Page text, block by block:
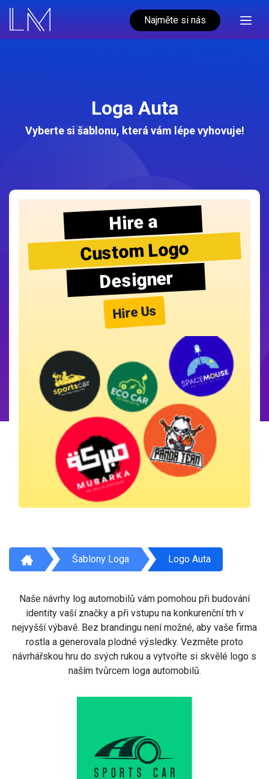
Najměte si nás
Loga Auta
Vyberte si šablonu, která vám lépe vyhovuje!
Hire a
Custom Logo
Designer
Hire Us
Šablony Loga Logo Auta
Naše návrhy log automobilů vám pomohou při budování
identity vaší značky a při vstupu na konkurenční trh v
nejvyšší výbavě. Bez brandingu není možné, aby vaše firma
rostla a generovala plodné výsledky. Vezměte proto
návrhářskou hru do svých rukou a vytvořte si skvělé logo s
naším tvůrcem loga automobilů.